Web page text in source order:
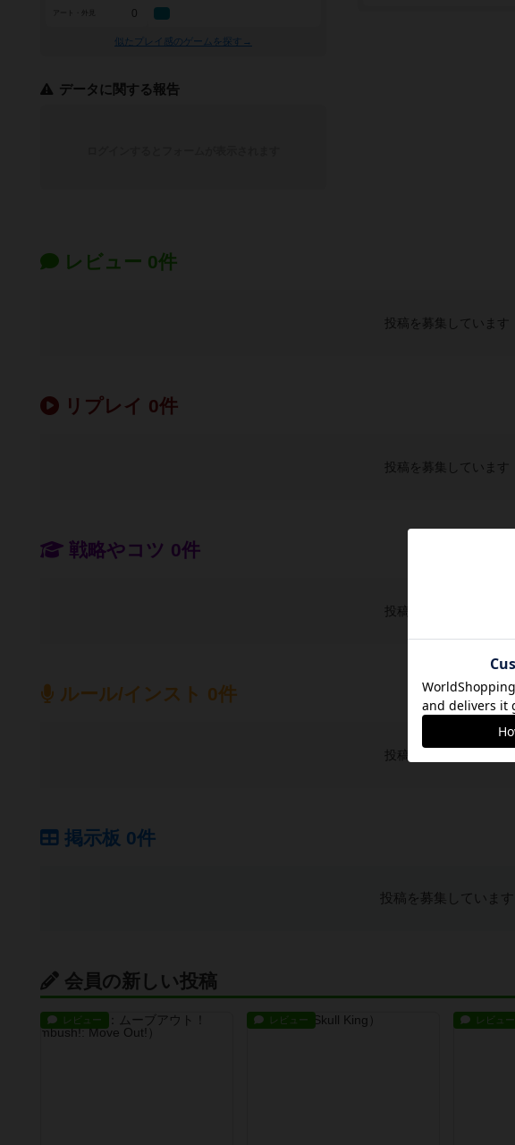
アート・外見 0
似たプレイ感のゲームを探す→
データに関する報告
レビュー 0件
投稿を募集しています
リプレイ 0件
投稿を募集しています
戦略やコツ 0件
投稿を募集しています
ルール/インスト 0件
投稿を募集しています
掲示板 0件
投稿を募集しています
会員の新しい投稿
レビュー レビュー レビュー